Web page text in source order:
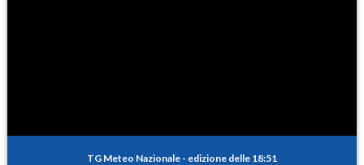
TG Meteo Nazionale - edizione delle 18:51